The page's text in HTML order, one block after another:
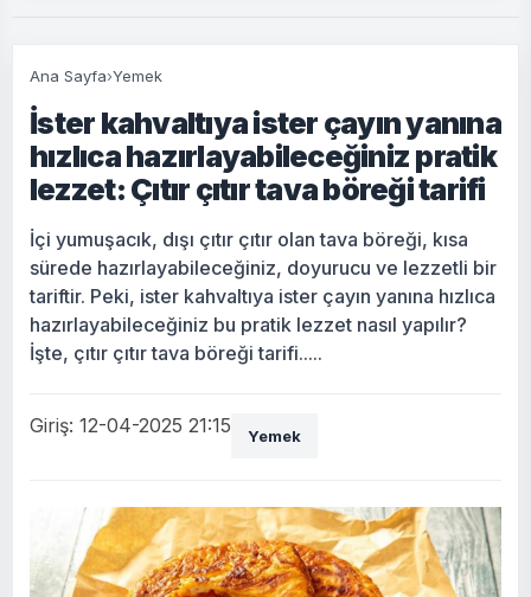
Ana Sayfa›Yemek
İster kahvaltıya ister çayın yanına
hızlıca hazırlayabileceğiniz pratik
lezzet: Çıtır çıtır tava böreği tarifi
İçi yumuşacık, dışı çıtır çıtır olan tava böreği, kısa
sürede hazırlayabileceğiniz, doyurucu ve lezzetli bir
tariftir. Peki, ister kahvaltıya ister çayın yanına hızlıca
hazırlayabileceğiniz bu pratik lezzet nasıl yapılır?
İşte, çıtır çıtır tava böreği tarifi.....
Giriş: 12-04-2025 21:15 Yemek